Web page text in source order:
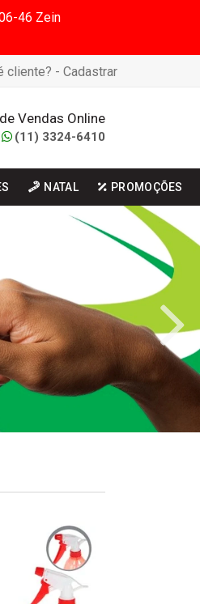
46 Zein
cliente? - Cadastrar
Vendas Online
(11) 3324-6410
NATAL PROMOÇÕES